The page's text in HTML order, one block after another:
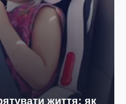
життя: як